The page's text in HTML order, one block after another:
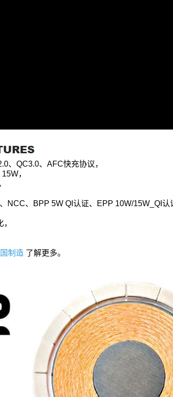
、QC3.0、AFC快充协议，
，
NCC、BPP 5W QI认证、EPP 10W/15W_QI认
制造 了解更多。